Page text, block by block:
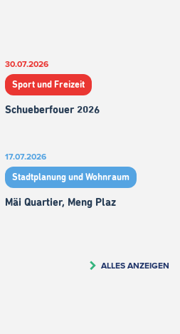
30.07.2026
Sport und Freizeit
Schueberfouer 2026
17.07.2026
Stadtplanung und Wohnraum
Mäi Quartier, Meng Plaz
ALLES ANZEIGEN